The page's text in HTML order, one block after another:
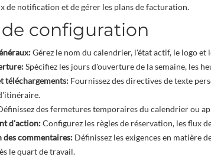
de notification et de gérer les plans de facturation.
configuration
Gérez le nom du calendrier, l'état actif, le logo et
Spécifiez les jours d'ouverture de la semaine, les
téléchargements: Fournissez des directives de texte
des fermetures temporaires du calendrier ou
d'action:Configurez les règles de réservation, les flux
commentaires: Définissez les exigences en matière
le quart de travail.